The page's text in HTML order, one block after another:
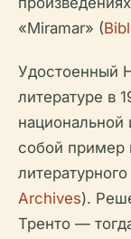
«Miramar» (
Удостоенный
литературе в
национальной
собой пример
Archives).
Тренто —